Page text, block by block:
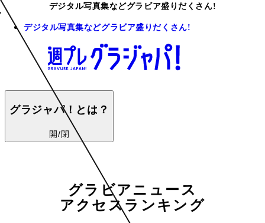
デジタル写真集などグラビア盛りだくさん!
デジタル写真集などグラビア盛りだくさん!
グラジャパ！とは？
開/閉
グラビアニュース
アクセスランキング